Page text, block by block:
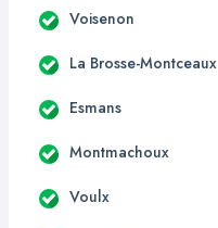
Voisenon
La Brosse-Montceaux
Esmans
Montmachoux
Voulx